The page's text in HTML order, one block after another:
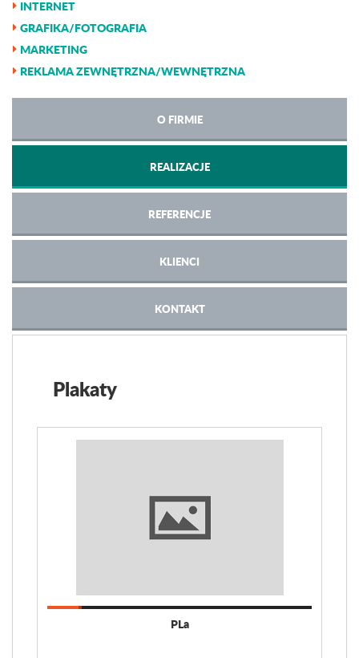
INTERNET
GRAFIKA/FOTOGRAFIA
MARKETING
REKLAMA ZEWNĘTRZNA/WEWNĘTRZNA
O FIRMIE
REALIZACJE
REFERENCJE
KLIENCI
KONTAKT
Plakaty
PLa